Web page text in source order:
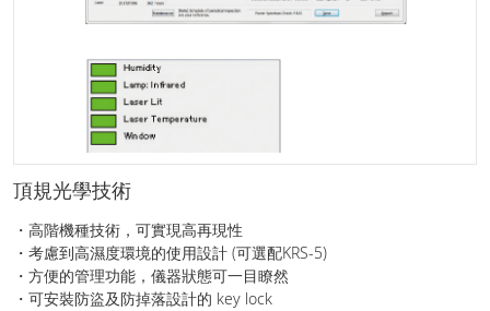
頂規光學技術
・高階機種技術，可實現高再現性
・考慮到高濕度環境的使用設計 (可選配KRS-5)
・方便的管理功能，儀器狀態可一目瞭然
・可安裝防盜及防掉落設計的 key lock